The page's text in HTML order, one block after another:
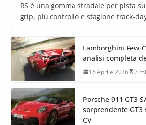
RS è una gomma stradale per pista
grip, più controllo e stagione track-
Lamborghini Few-
analisi completa
16 Aprile 2026 7
Porsche 911 GT3
sorprendente GT3
CV